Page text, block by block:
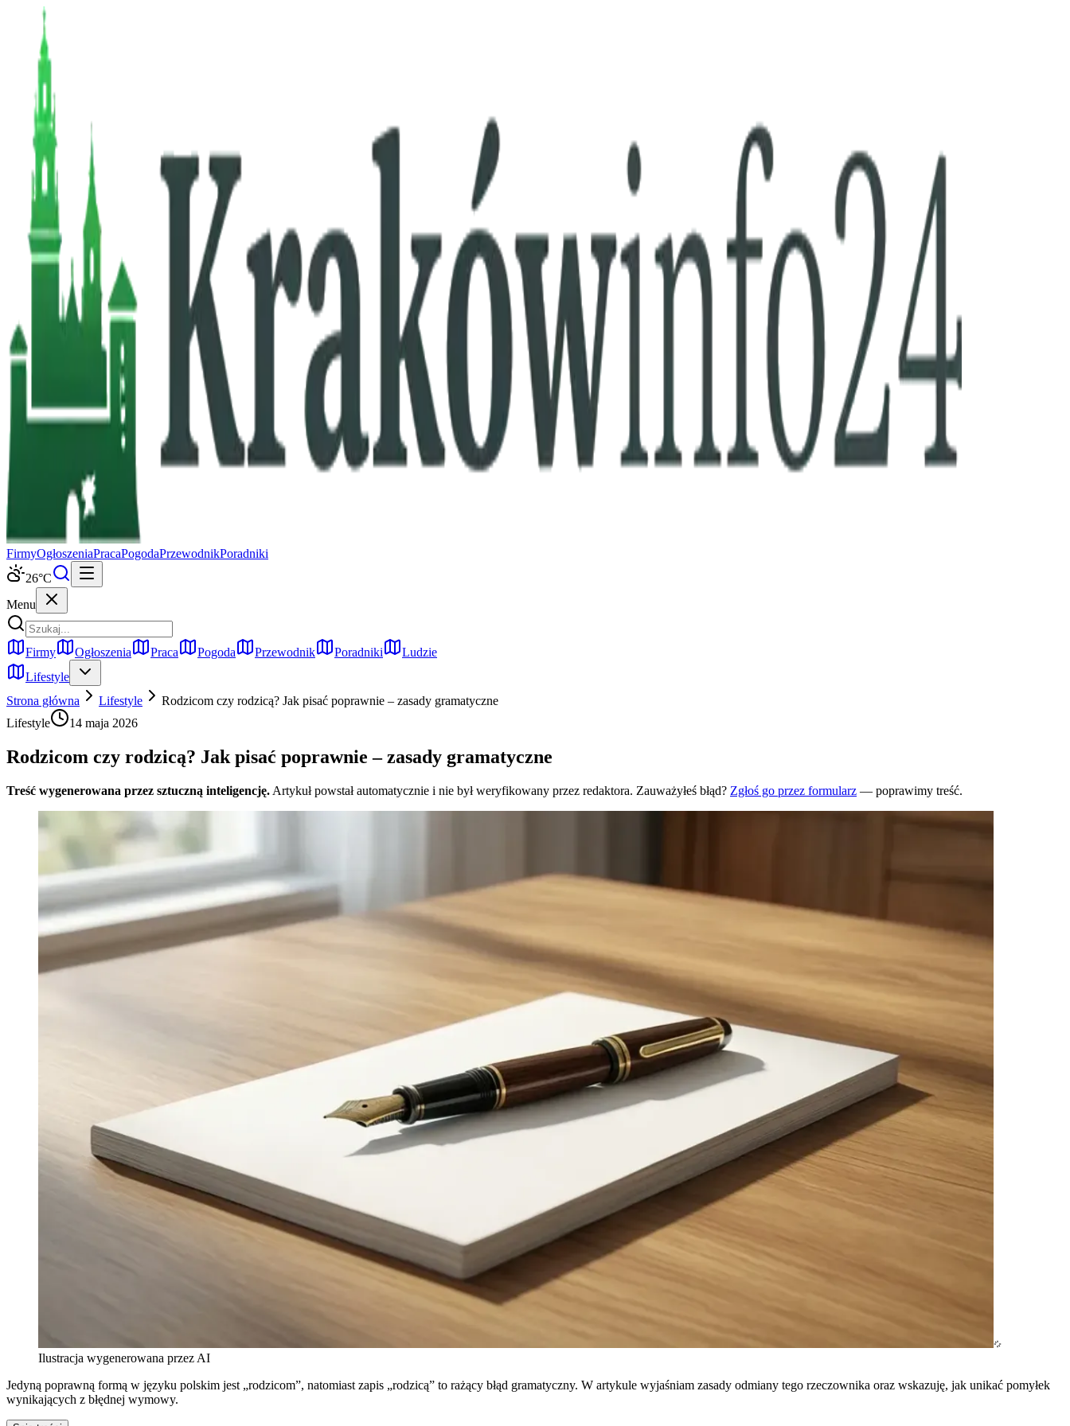
FirmyOgłoszeniaPracaPogodaPrzewodnikPoradniki
26°C
Menu
Firmy Ogłoszenia Praca Pogoda Przewodnik Poradniki
Ludzie
Lifestyle
Strona główna
Lifestyle
Rodzicom czy rodzicą? Jak pisać poprawnie – zasady gramatyczne
Lifestyle
14 maja 2026
Rodzicom czy rodzicą? Jak pisać poprawnie – zasady gramatyczne
Treść wygenerowana przez sztuczną inteligencję. Artykuł powstał automatycznie i nie był weryfikowany przez redaktora. Zauważyłeś błąd? Zgłoś go przez formularz — poprawimy treść.
Ilustracja wygenerowana przez AI
Jedyną poprawną formą w języku polskim jest „rodzicom”, natomiast zapis „rodzicą” to rażący błąd gramatyczny. W artykule wyjaśniam zasady odmiany tego rzeczownika oraz wskazuję, jak unikać pomyłek
wynikających z błędnej wymowy.